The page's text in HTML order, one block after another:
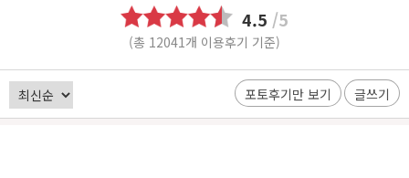
4.5 /5
(총 12041개 이용후기 기준)
포토후기만 보기 글쓰기